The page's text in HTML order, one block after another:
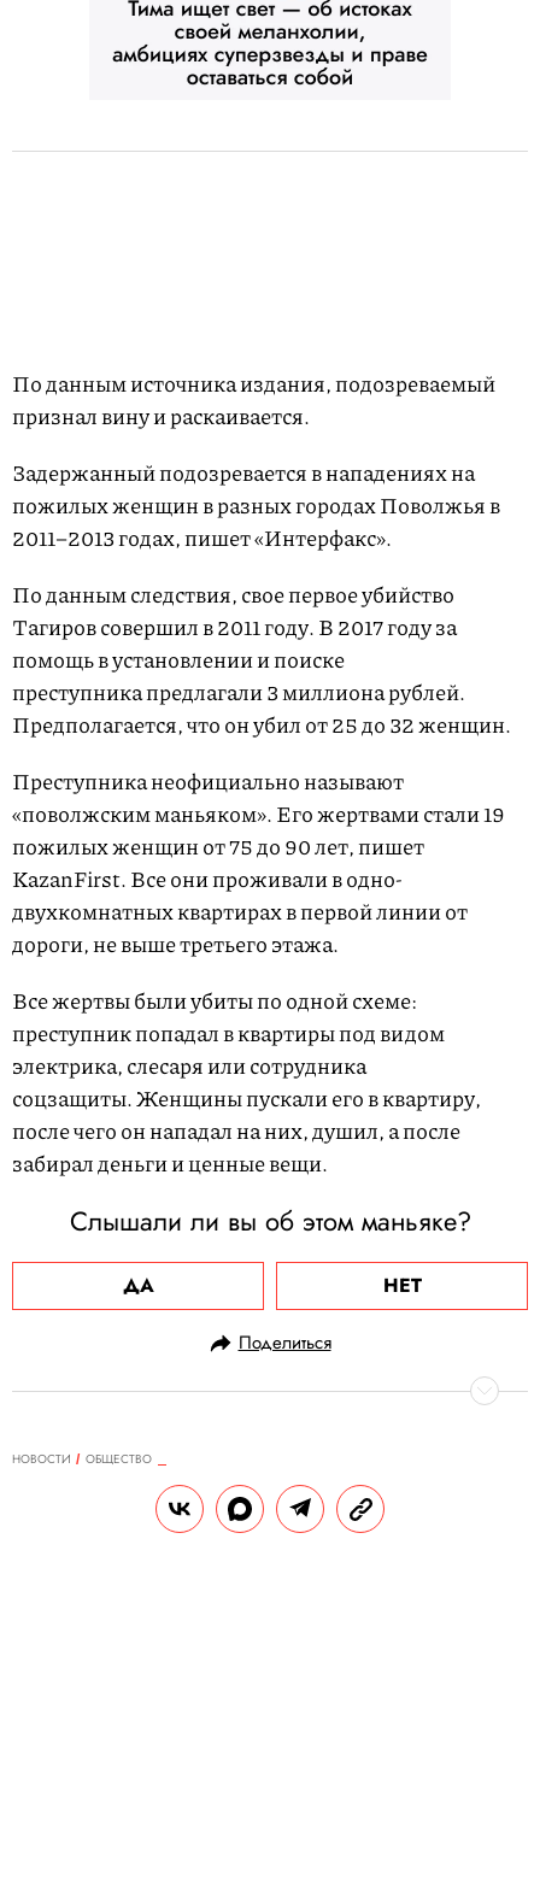
По данным источника издания, подозреваемый
признал вину и раскаивается.
Задержанный подозревается в нападениях на
пожилых женщин в разных городах Поволжья в
2011–2013 годах, пишет «Интерфакс».
По данным следствия, свое первое убийство
Тагиров совершил в 2011 году. В 2017 году за
помощь в установлении и поиске
преступника предлагали 3 миллиона рублей.
Предполагается, что он убил от 25 до 32 женщин.
Преступника неофициально называют
«поволжским маньяком». Его жертвами стали 19
пожилых женщин от 75 до 90 лет, пишет
KazanFirst. Все они проживали в одно-
двухкомнатных квартирах в первой линии от
дороги, не выше третьего этажа.
Все жертвы были убиты по одной схеме:
преступник попадал в квартиры под видом
электрика, слесаря или сотрудника
соцзащиты. Женщины пускали его в квартиру,
после чего он нападал на них, душил, а после
забирал деньги и ценные вещи.
Слышали ли вы об этом маньяке?
ДА НЕТ
Поделиться
НОВОСТИ
ОБЩЕСТВО
ОБНОВЛЕНО 15.02.2026, 04:41
На хоспис «Дом с маяком»